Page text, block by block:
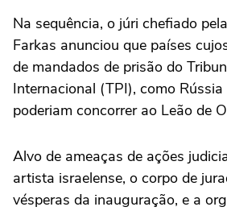
Na sequência, o júri chefiado
Farkas anunciou que países
de mandados de prisão do
Internacional (TPI), como Rússia
poderiam concorrer ao Leão de
Alvo de ameaças de ações
artista israelense, o corpo de
vésperas da inauguração, e a